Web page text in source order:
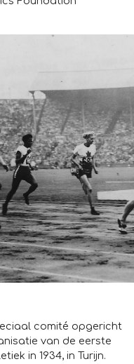
comité opgericht
van de eerste
in 1934, in Turijn.